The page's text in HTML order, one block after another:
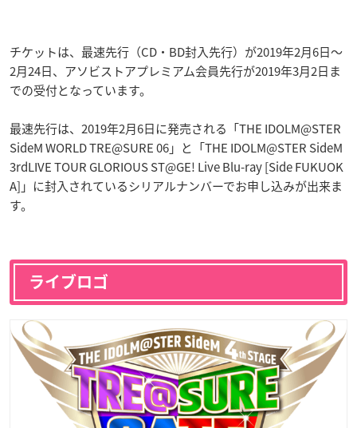
チケットは、最速先行（CD・BD封入先行）が2019年2月6日〜
2月24日、アソビストアプレミアム会員先行が2019年3月2日ま
での受付となっています。
最速先行は、2019年2月6日に発売される「THE IDOLM@STER
SideM WORLD TRE@SURE 06」と「THE IDOLM@STER SideM
3rdLIVE TOUR GLORIOUS ST@GE! Live Blu-ray [Side FUKUOK
A]」に封入されているシリアルナンバーでお申し込みが出来ま
す。
ライブロゴ